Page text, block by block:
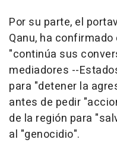
Por su parte, el
Qanu, ha
"continúa sus
mediadores --
para "detener la
antes de pedir
de la región para
al "genocidio".